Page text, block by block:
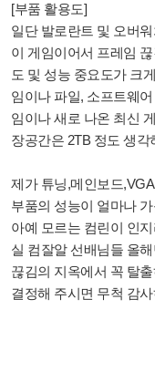
[부품 활용도]
일단 발로란트 및 오버
이 게임이어서 프레임
도 및 성능 중요도가 크
임이나 파일, 소프트웨
임이나 새로 나온 최신
장공간은 2TB 정도 생각
제가 튜닝,메인보드
부품의 성능이 얼마나
아예 모르는 컴린이 인
실 컴잘알 선배님들 올
끊김의 지옥에서 꼭 탈
결정해 주시면 무척 감